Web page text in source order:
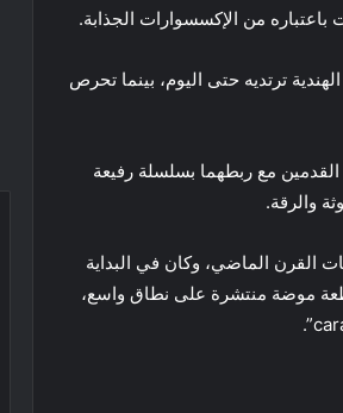
من الإكسسوارات الجذابة.
ترتديه حتى اليوم، بينما تحرص
مع ربطهما بسلسلة رفيعة
والرقة.
القرن الماضي، وكان في البداية
موضة منتشرة على نطاق واسع،